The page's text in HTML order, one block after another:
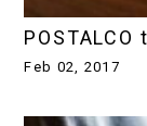
POSTALCO
Feb 02, 2017